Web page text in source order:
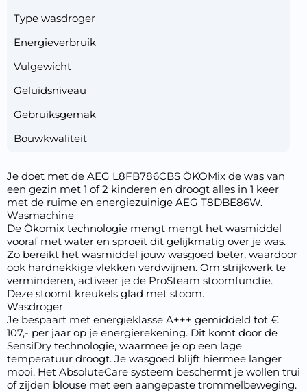
Type wasdroger
Energieverbruik
Vulgewicht
Geluidsniveau
Gebruiksgemak
Bouwkwaliteit
Je doet met de AEG L8FB786CBS ÖKOMix de was van
een gezin met 1 of 2 kinderen en droogt alles in 1 keer
met de ruime en energiezuinige AEG T8DBE86W.
Wasmachine
De Ökomix technologie mengt mengt het wasmiddel
vooraf met water en sproeit dit gelijkmatig over je was.
Zo bereikt het wasmiddel jouw wasgoed beter, waardoor
ook hardnekkige vlekken verdwijnen. Om strijkwerk te
verminderen, activeer je de ProSteam stoomfunctie.
Deze stoomt kreukels glad met stoom.
Wasdroger
Je bespaart met energieklasse A+++ gemiddeld tot €
107,- per jaar op je energierekening. Dit komt door de
SensiDry technologie, waarmee je op een lage
temperatuur droogt. Je wasgoed blijft hiermee langer
mooi. Het AbsoluteCare systeem beschermt je wollen trui
of zijden blouse met een aangepaste trommelbeweging.